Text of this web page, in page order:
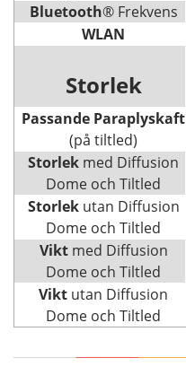
Bluetooth® Frekvens
WLAN
Storlek
Passande Paraplyskaft
(på tiltled)
Storlek med Diffusion
Dome och Tiltled
Storlekutan Diffusion
Dome och Tiltled
Viktmed Diffusion
Dome och Tiltled
Vikt utan Diffusion
Dome och Tiltled